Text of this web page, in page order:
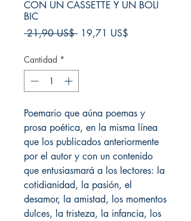
CON UN CASSETTE Y UN BOLI
BIC
21,90 US$ Precio
19,71 US$
Cantidad *
Poemario que aúna poemas y
prosa poética, en la misma línea
que los publicados anteriormente
por el autor y con un contenido
que entusiasmará a los lectores: la
cotidianidad, la pasión, el
desamor, la amistad, los momentos
dulces, la tristeza, la infancia, los